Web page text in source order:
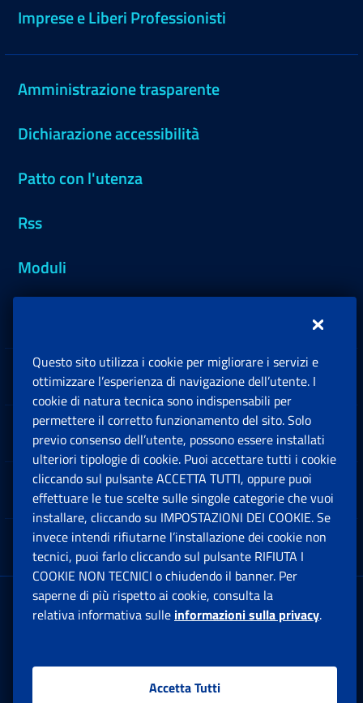
Imprese e Liberi Professionisti
Amministrazione trasparente
Dichiarazione accessibilità
Patto con l'utenza
Rss
Moduli
Sedi e Contatti
Software
Note Legali
App mobile
Sede Legale : Via Ciro il Grande, 21
00144 Roma
Questo sito utilizza i cookie per migliorare i servizi e
ottimizzare l’esperienza di navigazione dell’utente. I
cookie di natura tecnica sono indispensabili per
permettere il corretto funzionamento del sito. Solo
previo consenso dell’utente, possono essere installati
ulteriori tipologie di cookie. Puoi accettare tutti i cookie
cliccando sul pulsante ACCETTA TUTTI, oppure puoi
effettuare le tue scelte sulle singole categorie che vuoi
installare, cliccando su IMPOSTAZIONI DEI COOKIE. Se
invece intendi rifiutarne l’installazione dei cookie non
tecnici, puoi farlo cliccando sul pulsante RIFIUTA I
COOKIE NON TECNICI o chiudendo il banner. Per
saperne di più rispetto ai cookie, consulta la
relativa informativa sulle informazioni sulla privacy.
Accetta Tutti